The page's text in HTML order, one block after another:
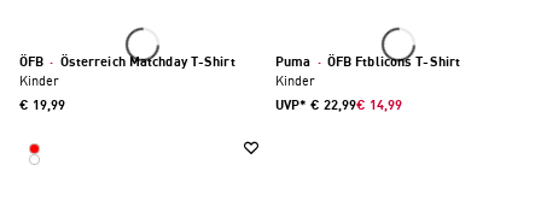
ÖFB · Österreich Matchday T-Shirt
Kinder
€ 19,99
Puma · ÖFB Ftblicons T-Shirt
Kinder
UVP* € 22,99€ 14,99